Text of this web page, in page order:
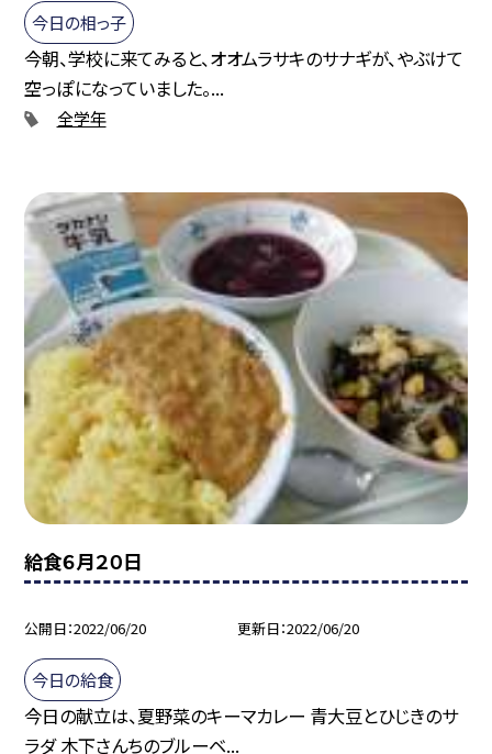
今日の相っ子
今朝、学校に来てみると、オオムラサキのサナギが、やぶけて
空っぽになっていました。...
全学年
給食６月２０日
公開日 2022/06/20 更新日 2022/06/20
今日の給食
今日の献立は、夏野菜のキーマカレー 青大豆とひじきのサ
ラダ 木下さんちのブルーベ...